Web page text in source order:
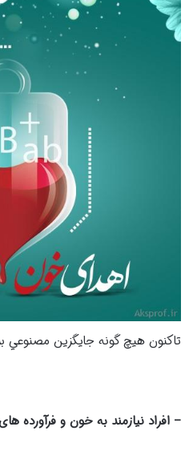
تاکنون هيچ گونه جايگزين
– افراد نیازمند به خون و فرآورده